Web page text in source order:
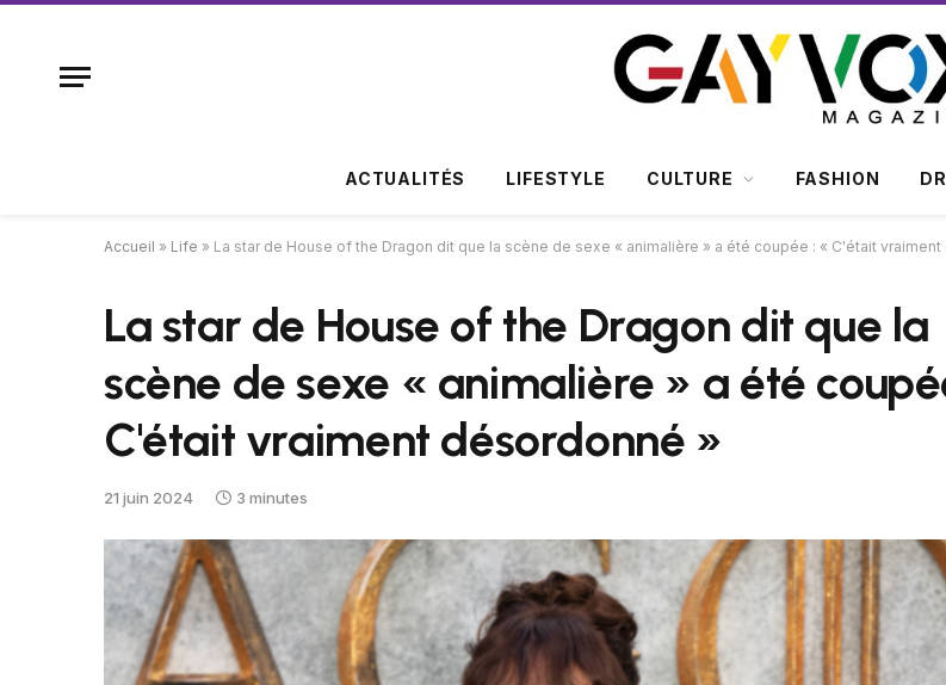
ACTUALITÉS LIFESTYLE CULTURE FASHION
Accueil » Life » La star de House of the Dragon dit que la scène de sexe « animalière » a été coupée : « C'était
La star de House of the Dragon dit que la
scène de sexe « animalière » a été
C'était vraiment désordonné »
21 juin 2024 3 minutes